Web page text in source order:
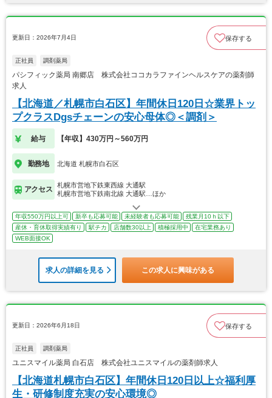
更新日：2026年7月4日 保存する
正社員 調剤薬局
パシフィック薬局 南郷店 株式会社ココカラファインヘルスケアの薬剤師
求人
【北海道／札幌市白石区】年間休日120日☆業界トッ
プクラスDgsチェーンの安心母体◎＜調剤＞
給与 【年収】430万円～560万円
勤務地 北海道 札幌市白石区
アクセス
札幌市営地下鉄東西線 大通駅
札幌市営地下鉄南北線 大通駅…ほか
年収550万円以上可 新卒も応募可能 未経験者も応募可能
残業月10ｈ以下
産休・育休取得実績有り
駅チカ 店舗数30以上 積極採用中
在宅業務あり
WEB面接OK
求人の詳細を見る この求人に興味がある
更新日：2026年6月18日 保存する
正社員 調剤薬局
ユニスマイル薬局 白石店 株式会社ユニスマイルの薬剤師求人
【北海道札幌市白石区】年間休日120日以上☆福利厚
生・研修制度充実の安心環境◎